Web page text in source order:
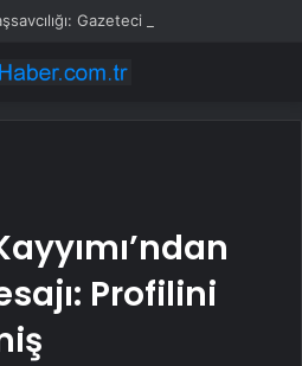
Profilini